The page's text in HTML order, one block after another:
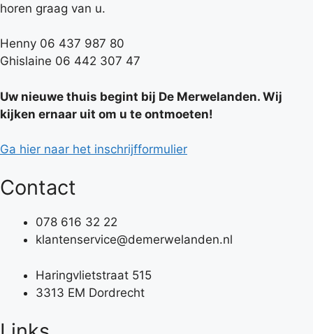
horen graag van u.
Henny 06 437 987 80
Ghislaine 06 442 307 47
Uw nieuwe thuis begint bij De Merwelanden. Wij
kijken ernaar uit om u te ontmoeten!
Ga hier naar het inschrijfformulier
Contact
078 616 32 22
klantenservice@demerwelanden.nl
Haringvlietstraat 515
3313 EM Dordrecht